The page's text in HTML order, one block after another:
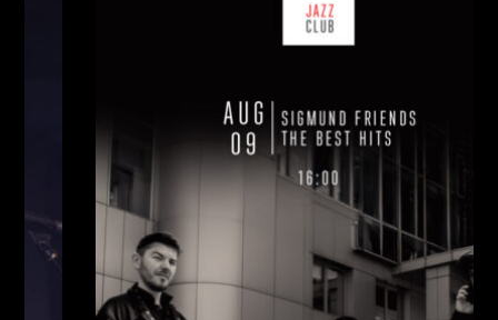
НЕДІЛЯ, 09 СЕРПНЯ
Ціна:
Виконавці:Павло Литвиненко (Рояль,) /Денис
Дудко (Бас,) /Олександр Люлякін (Барабани, /